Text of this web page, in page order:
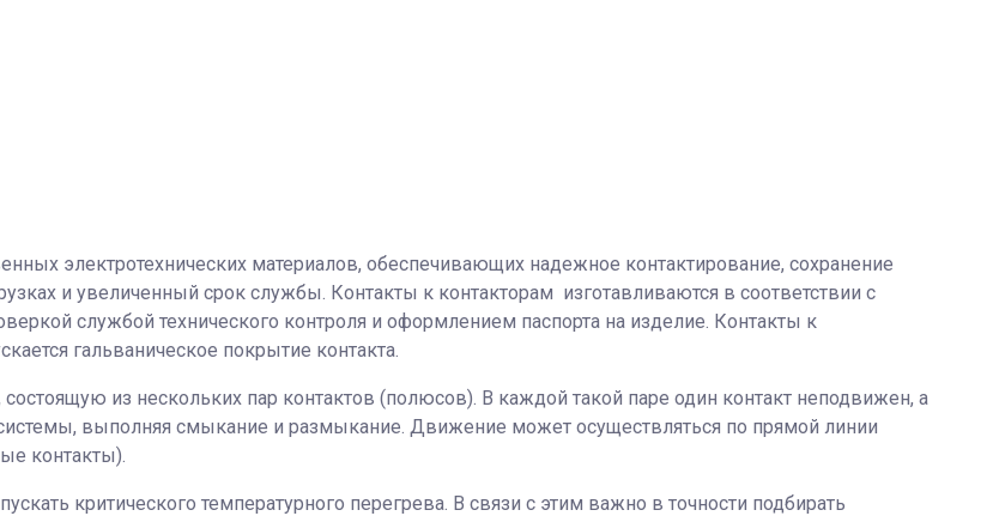
электротехнических материалов, обеспечивающих надежное контактирование, сохранение
и увеличенный срок службы. Контакты к контакторам изготавливаются в соответствии с
службой технического контроля и оформлением паспорта на изделие. Контакты к
гальваническое покрытие контакта.
из нескольких пар контактов (полюсов). В каждой такой паре один контакт неподвижен, а
выполняя смыкание и размыкание. Движение может осуществляться по прямой линии
контакты).
критического температурного перегрева. В связи с этим важно в точности подбирать